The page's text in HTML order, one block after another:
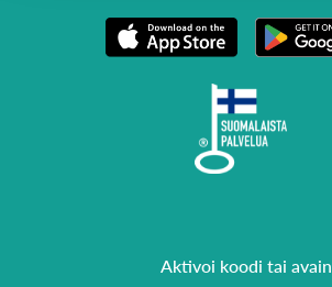
Aktivoi koodi tai avain